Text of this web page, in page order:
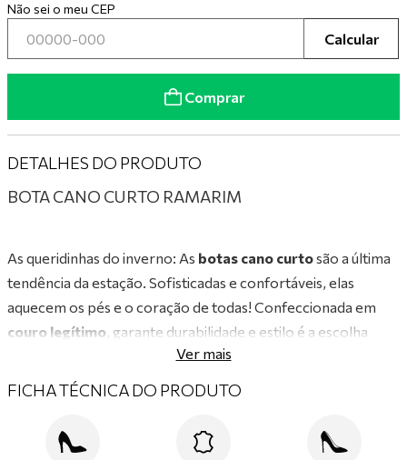
Não sei o meu CEP
Calcular
Comprar
DETALHES DO PRODUTO
BOTA CANO CURTO RAMARIM
As queridinhas do inverno: As botas cano curtosão a última
tendência da estação. Sofisticadas e confortáveis, elas
aquecem os pés e o coração de todas! Confeccionada em
couro legítimo, garante durabilidade e estilo é a escolha
quem busca estilo e conforto durante o
inverno!
Ver mais
FICHA TÉCNICA DO PRODUTO